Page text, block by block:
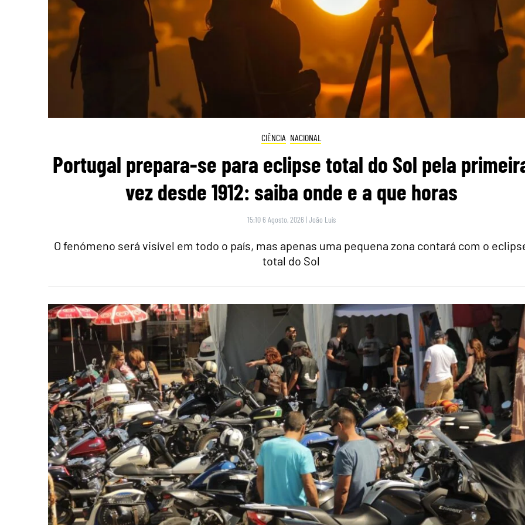
CIÊNCIA NACIONAL
Portugal prepara-se para eclipse total do Sol pela
vez desde 1912: saiba onde e a que horas
15:10 6 Agosto, 2026 |João Luís
O fenómeno será visível em todo o país, mas apenas uma pequena zona contará com o
total do Sol